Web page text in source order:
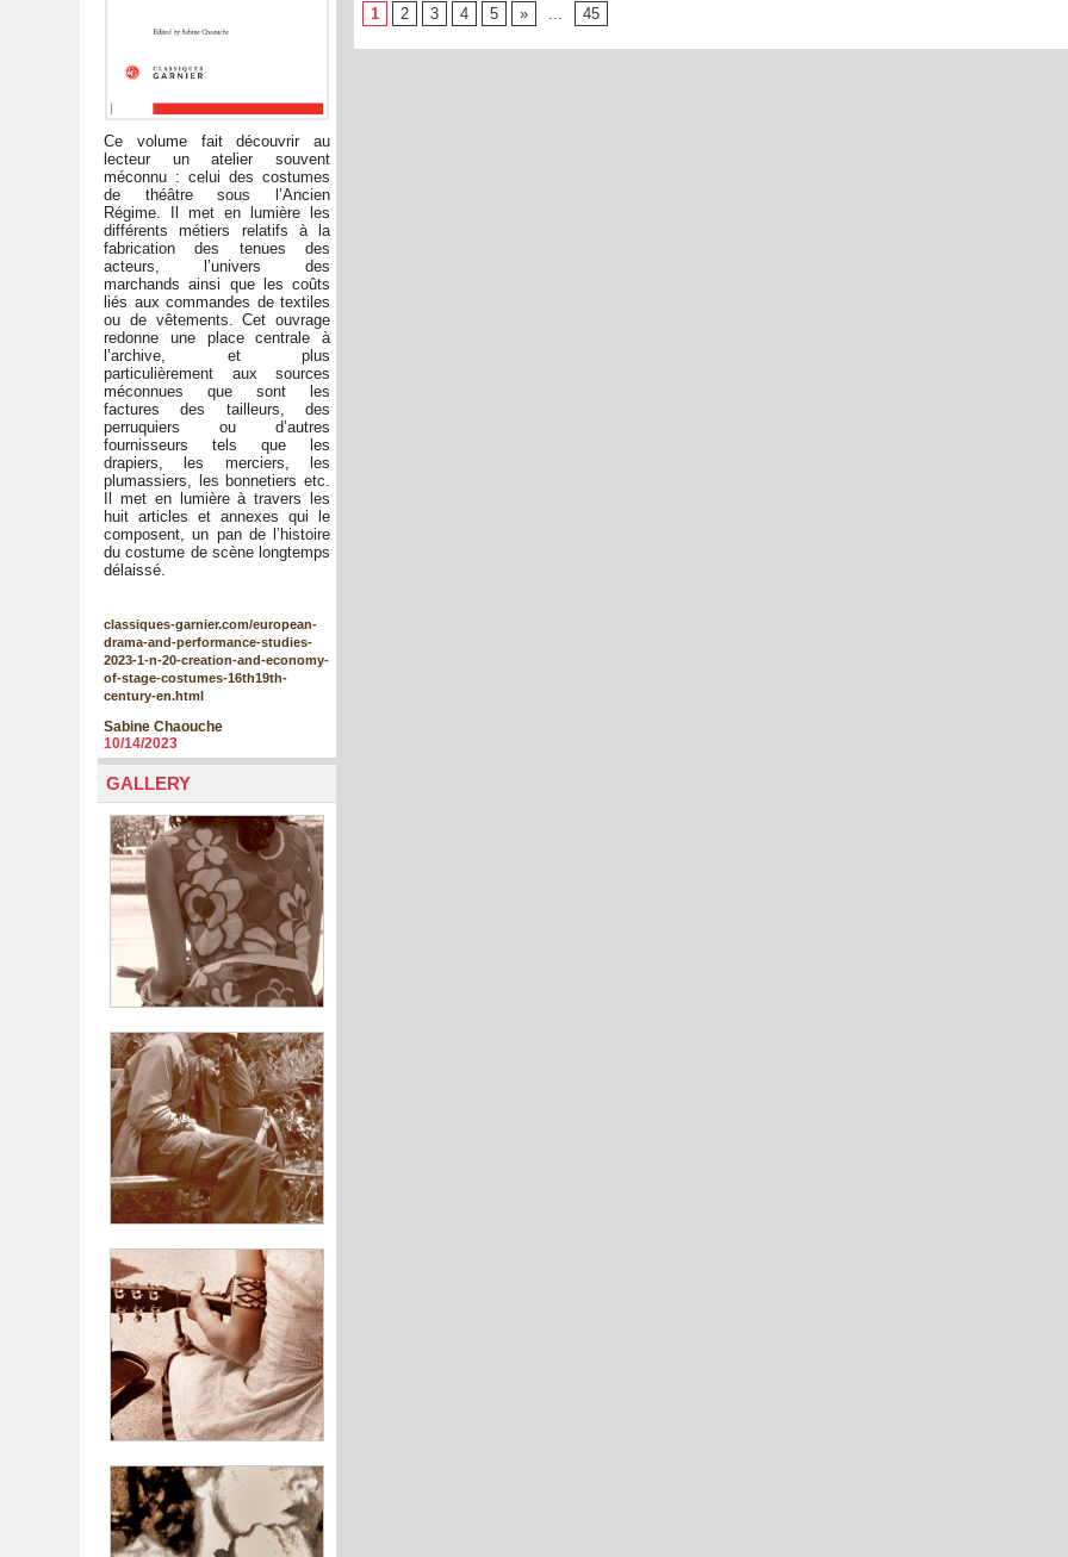
Ce volume fait découvrir au
lecteur un atelier souvent
méconnu : celui des costumes
de théâtre sous l’Ancien
Régime. Il met en lumière les
différents métiers relatifs à la
fabrication des tenues des
acteurs, l’univers des
marchands ainsi que les coûts
liés aux commandes de textiles
ou de vêtements. Cet ouvrage
redonne une place centrale à
l’archive, et plus
particulièrement aux sources
méconnues que sont les
factures des tailleurs, des
perruquiers ou d’autres
fournisseurs tels que les
drapiers, les merciers, les
plumassiers, les bonnetiers etc.
Il met en lumière à travers les
huit articles et annexes qui le
composent, un pan de l’histoire
du costume de scène longtemps
délaissé.
classiques-garnier.com/european-
drama-and-performance-studies-
2023-1-n-20-creation-and-economy-
of-stage-costumes-16th19th-
century-en.html
Sabine Chaouche
10/14/2023
GALLERY
1
2 3 4 5 » ... 45